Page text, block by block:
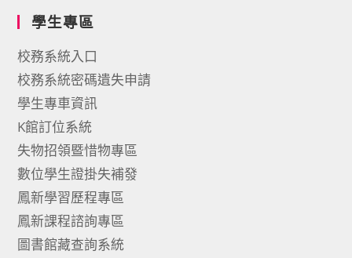
學生專區
校務系統入口
校務系統密碼遺失申請
學生專車資訊
K館訂位系統
失物招領暨惜物專區
數位學生證掛失補發
鳳新學習歷程專區
鳳新課程諮詢專區
圖書館藏查詢系統